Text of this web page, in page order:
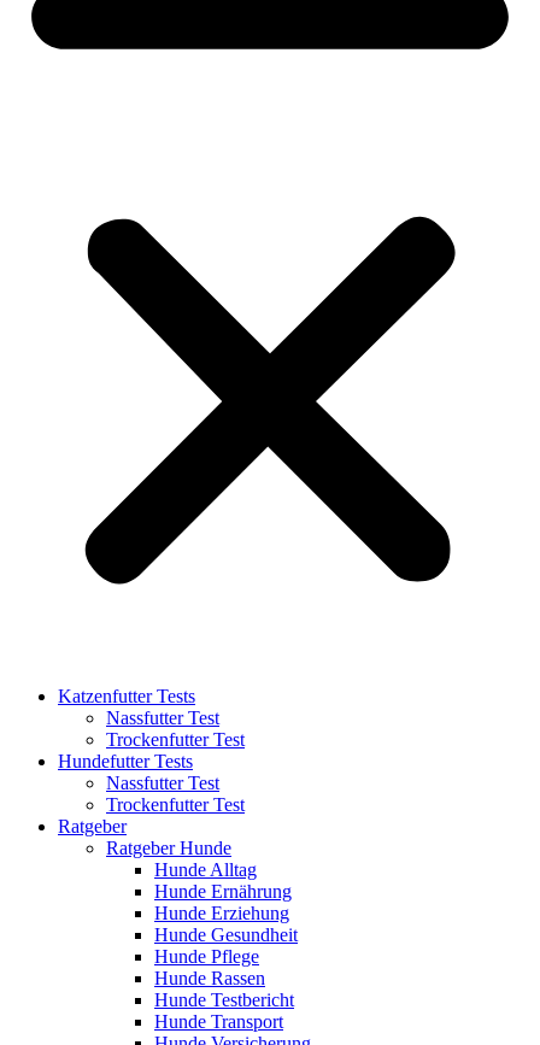
Katzenfutter Tests
Nassfutter Test
Trockenfutter Test
Hundefutter Tests
Nassfutter Test
Trockenfutter Test
Ratgeber
Ratgeber Hunde
Hunde Alltag
Hunde Ernährung
Hunde Erziehung
Hunde Gesundheit
Hunde Pflege
Hunde Rassen
Hunde Testbericht
Hunde Transport